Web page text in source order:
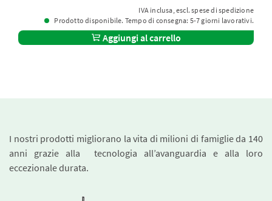
IVA inclusa, escl. spese di spedizione
Prodotto disponibile. Tempo di consegna: 5-7 giorni lavorativi.
Aggiungi al carrello
I nostri prodotti migliorano la vita di milioni di famiglie da 140
anni grazie alla tecnologia all’avanguardia e alla loro
eccezionale durata.